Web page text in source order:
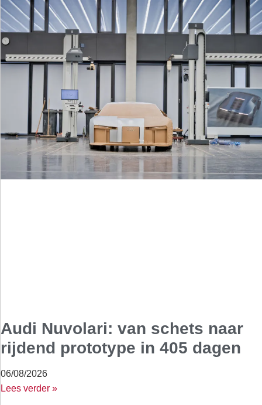
Audi Nuvolari: van schets naar
rijdend prototype in 405 dagen
06/08/2026
Lees verder »